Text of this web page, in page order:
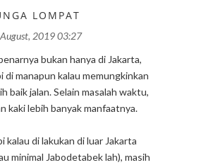
LOMPAT
2019 03:27
bukan hanya di Jakarta,
di manapun kalau memungkinkan
baik jalan. Selain masalah waktu,
kaki lebih banyak manfaatnya.
kalau di lakukan di luar Jakarta
minimal Jabodetabek lah), masih